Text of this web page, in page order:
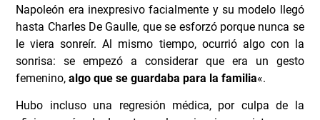
Napoleón era inexpresivo facialmente y su modelo llegó
hasta Charles De Gaulle, que se esforzó porque nunca se
le viera sonreír. Al mismo tiempo, ocurrió algo con la
sonrisa: se empezó a considerar que era un gesto
femenino,algo que se guardaba para la familia«.
Hubo incluso una regresión médica, por culpa de la